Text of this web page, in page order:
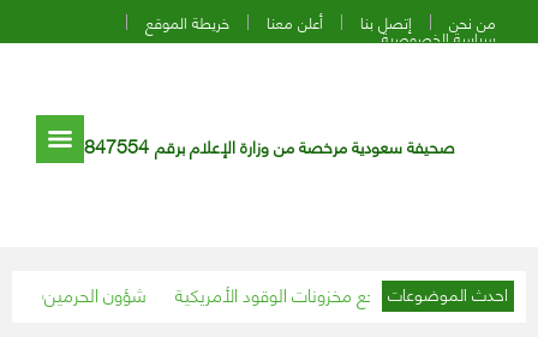
من نحن إتصل بنا أعلن معنا خريطة الموقع
سياسة الخصوصية
صحيفة سعودية مرخصة من وزارة الإعلام برقم 847554
احدث الموضوعات «شؤون الحرمين» النفط ترتفع مع تراجع مخزونات الوقود الأمريكية